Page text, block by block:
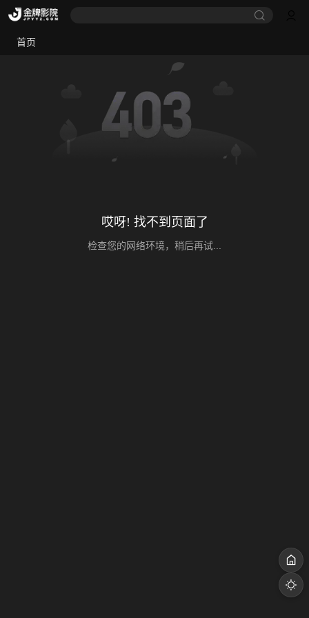
首页
哎呀! 找不到页面了
检查您的网络环境，稍后再试...